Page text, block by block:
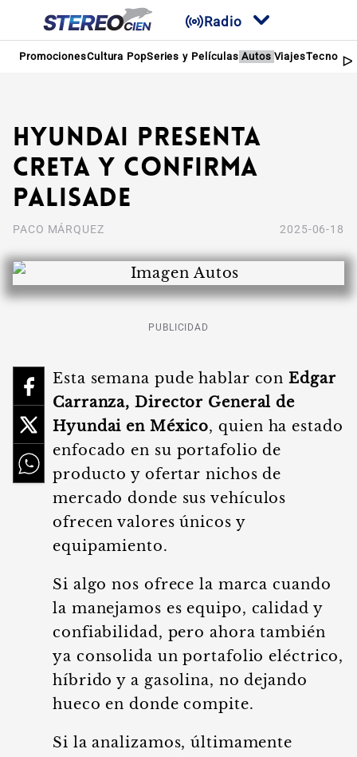
Radio
PromocionesCultura PopSeries y Películas Autos Viajes
Hyundai presenta
Creta y confirma
Palisade
PACO MÁRQUEZ 2025-06-18
PUBLICIDAD
Esta semana pude hablar conEdgar
Carranza, Director General de
Hyundai en México, quien ha estado
enfocado en su portafolio de
producto y ofertar nichos de
mercado donde sus vehículos
ofrecen valores únicos y
equipamiento.
Si algo nos ofrece la marca cuando
la manejamos es equipo, calidad y
confiabilidad, pero ahora también
ya consolida un portafolio eléctrico,
híbrido y a gasolina, no dejando
hueco en donde compite.
Si la analizamos, últimamente